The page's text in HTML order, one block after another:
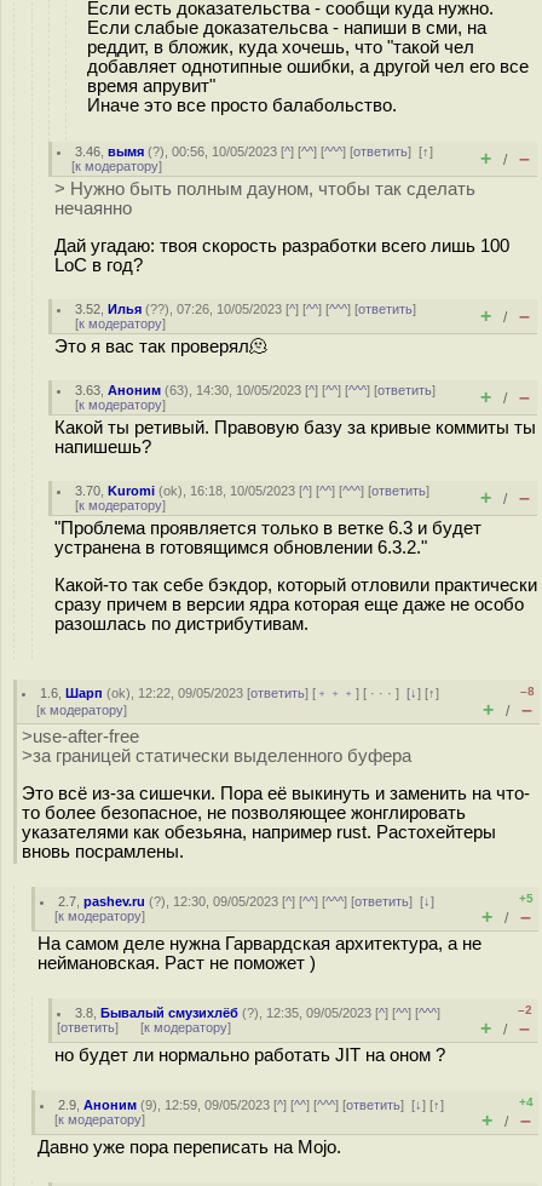
Если есть доказательства - сообщи куда нужно.
Если слабые доказательсва - напиши в сми, на
реддит, в бложик, куда хочешь, что "такой чел
добавляет однотипные ошибки, а другой чел его все
время апрувит"
Иначе это все просто балабольство.
3.46 ,вымя (?), 00:56, 10/05/2023 [^] [^^] [^^^] [ответить][↑]
[к модератору] + / –
> Нужно быть полным дауном, чтобы так сделать
нечаянно
Дай угадаю: твоя скорость разработки всего лишь 100
LoC в год?
3.52 ,Илья (??), 07:26, 10/05/2023 [^] [^^] [^^^] [ответить]
[к модератору] + / –
Это я вас так проверял🫠
3.63 ,Аноним (63), 14:30, 10/05/2023 [^] [^^] [^^^] [ответить]
[к модератору] + / –
Какой ты ретивый. Правовую базу за кривые коммиты ты
напишешь?
3.70 ,Kuromi (ok), 16:18, 10/05/2023 [^] [^^] [^^^] [ответить]
[к модератору] + / –
"Проблема проявляется только в ветке 6.3 и будет
устранена в готовящимся обновлении 6.3.2."
Какой-то так себе бэкдор, который отловили практически
сразу причем в версии ядра которая еще даже не особо
разошлась по дистрибутивам.
1.6 ,Шарп (ok), 12:22, 09/05/2023 [ответить] [ ﹢﹢﹢] [ · · ·][↓] [↑]
[к модератору]
–8
+ / –
>use-after-free
>за границей статически выделенного буфера
Это всё из-за сишечки. Пора её выкинуть и заменить на что-
то более безопасное, не позволяющее жонглировать
указателями как обезьяна, например rust. Растохейтеры
вновь посрамлены.
2.7 ,pashev.ru (?), 12:30, 09/05/2023 [^] [^^] [^^^] [ответить][↓]
[к модератору]
+5
+ / –
На самом деле нужна Гарвардская архитектура, а не
неймановская. Раст не поможет )
3.8 ,Бывалый смузихлёб (?), 12:35, 09/05/2023 [^] [^^] [^^^]
[ответить] [к модератору]
–2
+ / –
но будет ли нормально работать JIT на оном ?
2.9 ,Аноним (9), 12:59, 09/05/2023 [^] [^^] [^^^] [ответить][↓] [↑]
[к модератору]
+4
+ / –
Давно уже пора переписать на Mojo.